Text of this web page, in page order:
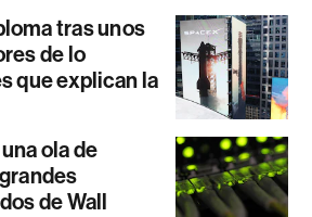
tras unos
de lo
que explican la
ola de
de Wall